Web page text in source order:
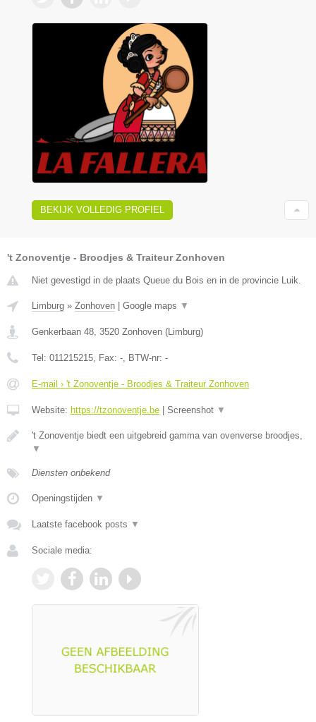
BEKIJK VOLLEDIG PROFIEL
't Zonoventje - Broodjes & Traiteur Zonhoven
Niet gevestigd in de plaats Queue du Bois en in de provincie Luik.
Limburg » Zonhoven | Google maps ▼
Genkerbaan 48 3520 Zonhoven (Limburg)
Tel: 011215215 , Fax: - , BTW-nr: -
E-mail › 't Zonoventje - Broodjes & Traiteur Zonhoven
Website: https://tzonoventje.be | Screenshot ▼
't Zonoventje biedt een uitgebreid gamma van ovenverse broodjes,
▼
Diensten onbekend
Openingstijden ▼
Laatste facebook posts ▼
Sociale media: